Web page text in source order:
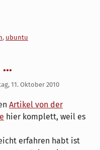
, ubuntu
11. Oktober 2010
Artikel von der
hier komplett, weil es
erfahren habt ist